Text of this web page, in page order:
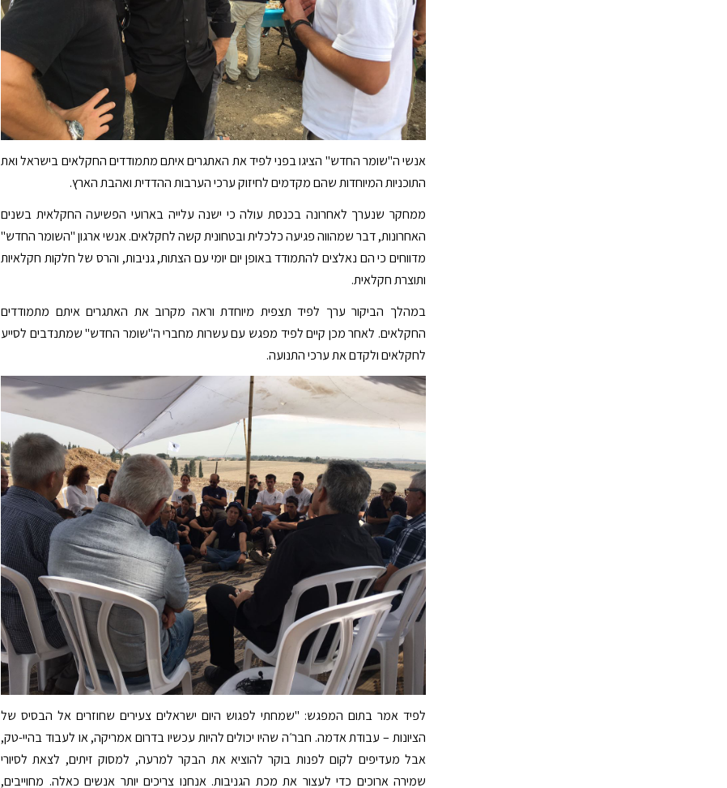
אנשי ה"שומר החדש" הציגו בפני לפיד את האתגרים איתם מתמודדים החקלאים בישראל ואת
התוכניות המיוחדות שהם מקדמים לחיזוק ערכי הערבות ההדדית ואהבת הארץ.
ממחקר שנערך לאחרונה בכנסת עולה כי ישנה עלייה בארועי הפשיעה החקלאית בשנים
האחרונות, דבר שמהווה פגיעה כלכלית ובטחונית קשה לחקלאים. אנשי ארגון "השומר החדש"
מדווחים כי הם נאלצים להתמודד באופן יום יומי עם הצתות, גניבות, והרס של חלקות חקלאיות
ותוצרת חקלאית.
במהלך הביקור ערך לפיד תצפית מיוחדת וראה מקרוב את האתגרים איתם מתמודדים
החקלאים. לאחר מכן קיים לפיד מפגש עם עשרות מחברי ה"שומר החדש" שמתנדבים לסייע
לחקלאים ולקדם את ערכי התנועה.
לפיד אמר בתום המפגש: "שמחתי לפגוש היום ישראלים צעירים שחוזרים אל הבסיס של
הציונות – עבודת אדמה. חבר׳ה שהיו יכולים להיות עכשיו בדרום אמריקה, או לעבוד בהיי-טק,
אבל מעדיפים לקום לפנות בוקר להוציא את הבקר למרעה, למסוק זיתים, לצאת לסיורי
שמירה ארוכים כדי לעצור את מכת הגניבות. אנחנו צריכים יותר אנשים כאלה. מחוייבים,